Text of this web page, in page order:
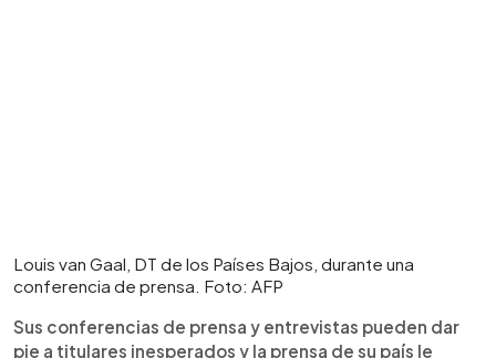
Louis van Gaal, DT de los Países Bajos, durante una
conferencia de prensa. Foto: AFP
Sus conferencias de prensa y entrevistas pueden dar
pie a titulares inesperados y la prensa de su país le